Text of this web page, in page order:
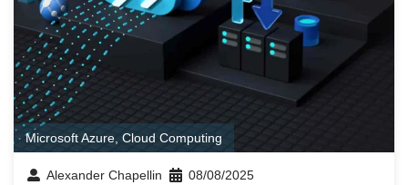
Microsoft Azure Cloud Computing
Alexander Chapellin 08/08/2025